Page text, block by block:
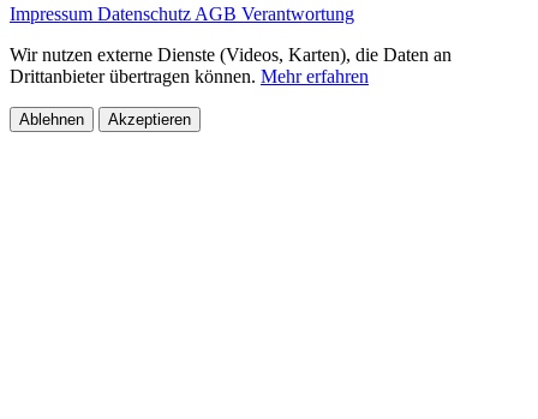
Impressum Datenschutz AGB Verantwortung
Wir nutzen externe Dienste (Videos, Karten), die Daten an
Drittanbieter übertragen können. Mehr erfahren
Ablehnen Akzeptieren